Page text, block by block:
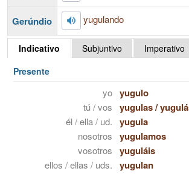
Gerúndio yugulando
Indicativo Subjuntivo
Imperativo
Presente
yo yugulo
tú / vos yugulas/
él / ella / ud. yugula
nosotros yugulamos
vosotros yuguláis
ellos / ellas / uds. yugulan